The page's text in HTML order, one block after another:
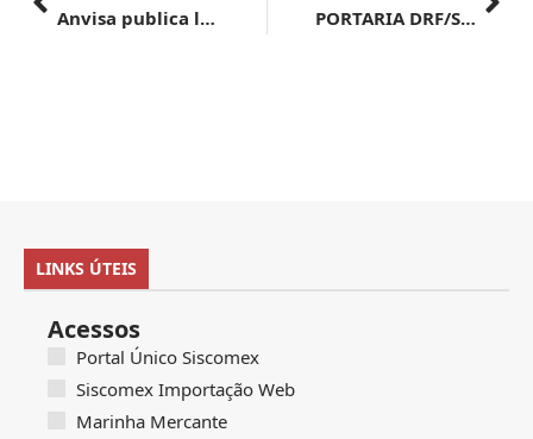
Anvisa publica lista das primeiras empresas certificadas no Programa OEA-Integrado
PORTARIA DRF/STM Nº 102, DE 30 DE JULHO DE 2024
LINKS ÚTEIS
Acessos
Portal Único Siscomex
Siscomex Importação Web
Marinha Mercante